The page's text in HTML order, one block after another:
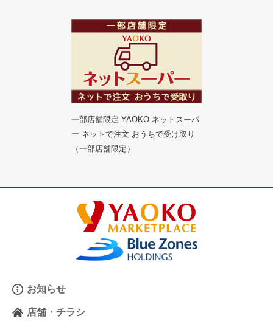
一部店舗限定 YAOKO ネットスーパ
ー ネットで注文 おうちで受け取り
（一部店舗限定）
お知らせ
店舗・チラシ